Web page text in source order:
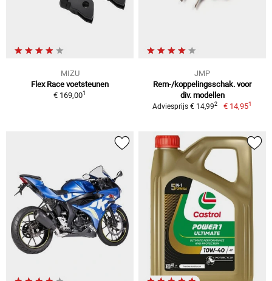
MIZU
Flex Race voetsteunen
€ 169,001
JMP
Rem-/koppelingsschak. voor
div. modellen
Adviesprijs € 14,992 € 14,951